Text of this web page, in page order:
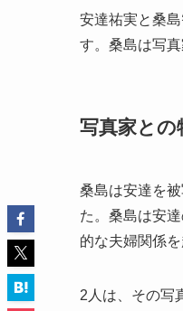
安達祐実と桑
す。桑島は写
写真家との
桑島は安達を
た。桑島は安
的な夫婦関係
2人は、その写